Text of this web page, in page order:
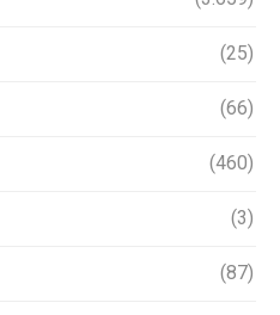
(25)
(66)
(460)
(3)
(87)